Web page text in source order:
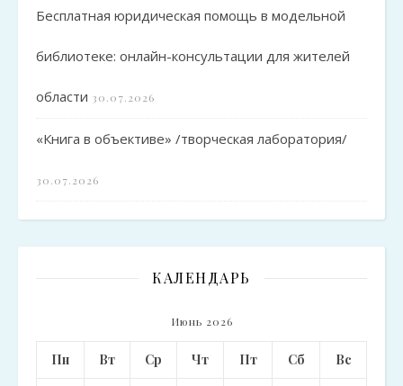
Бесплатная юридическая помощь в модельной
библиотеке: онлайн-консультации для жителей
области 30.07.2026
«Книга в объективе» /творческая лаборатория/
30.07.2026
КАЛЕНДАРЬ
Июнь 2026
Пн Вт Ср Чт Пт Сб Вс